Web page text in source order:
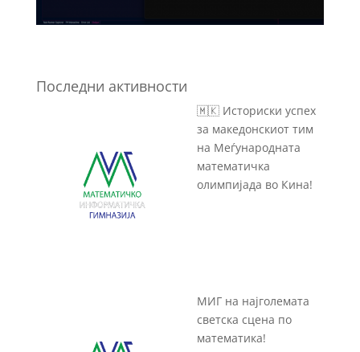
Последни активности
🇲🇰 Историски успех
за македонскиот тим
на Меѓународната
математичка
олимпијада во Кина!
МИГ на најголемата
светска сцена по
математика!